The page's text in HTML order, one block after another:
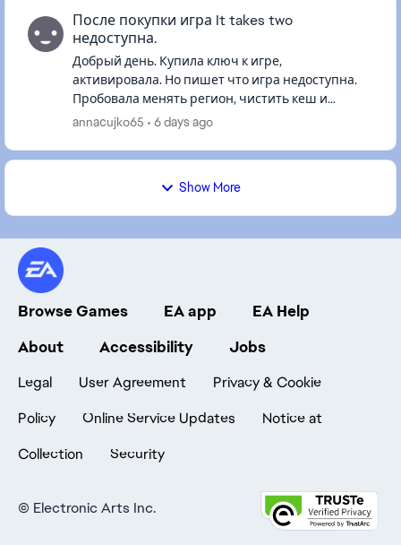
После покупки игра It takes two
недоступна.
Добрый день. Купила ключ к игре,
активировала. Но пишет что игра недоступна.
Пробовала менять регион, чистить кеш и
перезагружать компьютер. Ничего не помогает.
annacujko65 6 days ago
Show More
Browse Games EA app
EA Help
About
Accessibility Jobs
Legal User Agreement
Privacy & Cookie
Policy
Online Service Updates
Notice at
Collection
Security
© Electronic Arts Inc.